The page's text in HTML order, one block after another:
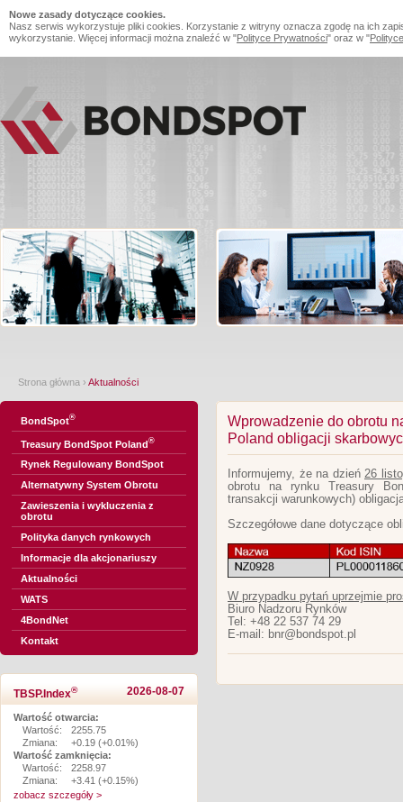
Nowe zasady dotyczące cookies.
Nasz serwis wykorzystuje pliki cookies. Korzystanie z witryny oznacza zgodę na ich
wykorzystanie. Więcej informacji można znaleźć w "Polityce Prywatności" oraz w "
Strona główna › Aktualności
BondSpot®
Treasury BondSpot Poland®
Rynek Regulowany BondSpot
Alternatywny System Obrotu
Zawieszenia i wykluczenia z
obrotu
Polityka danych rynkowych
Informacje dla akcjonariuszy
Aktualności
WATS
4BondNet
Kontakt
TBSP.Index® 2026-08-07
Wartość otwarcia:
Wartość:
2255.75
Zmiana:
+0.19 (+0.01%)
Wartość zamknięcia:
Wartość:
2258.97
Zmiana:
+3.41 (+0.15%)
zobacz szczegóły >
Wprowadzenie do obrotu
Poland obligacji
Informujemy, że na dzień 26
obrotu na rynku Treasury
transakcji warunkowych)
Szczegółowe dane dotyczące
W przypadku pytań uprzejmie
Biuro Nadzoru Rynków
Tel: +48 22 537 74 29
E-mail: bnr@bondspot.pl